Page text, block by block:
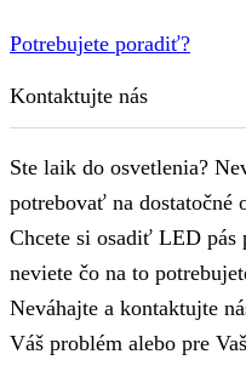
Potrebujete poradiť?
Kontaktujte nás
Ste laik do osvetlenia?
potrebovať na dostatočné
Chcete si osadiť LED pás
neviete čo na to
Neváhajte a kontaktujte
Váš problém alebo pre